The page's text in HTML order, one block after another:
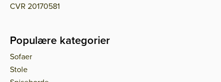
CVR 20170581
Populære kategorier
Sofaer
Stole